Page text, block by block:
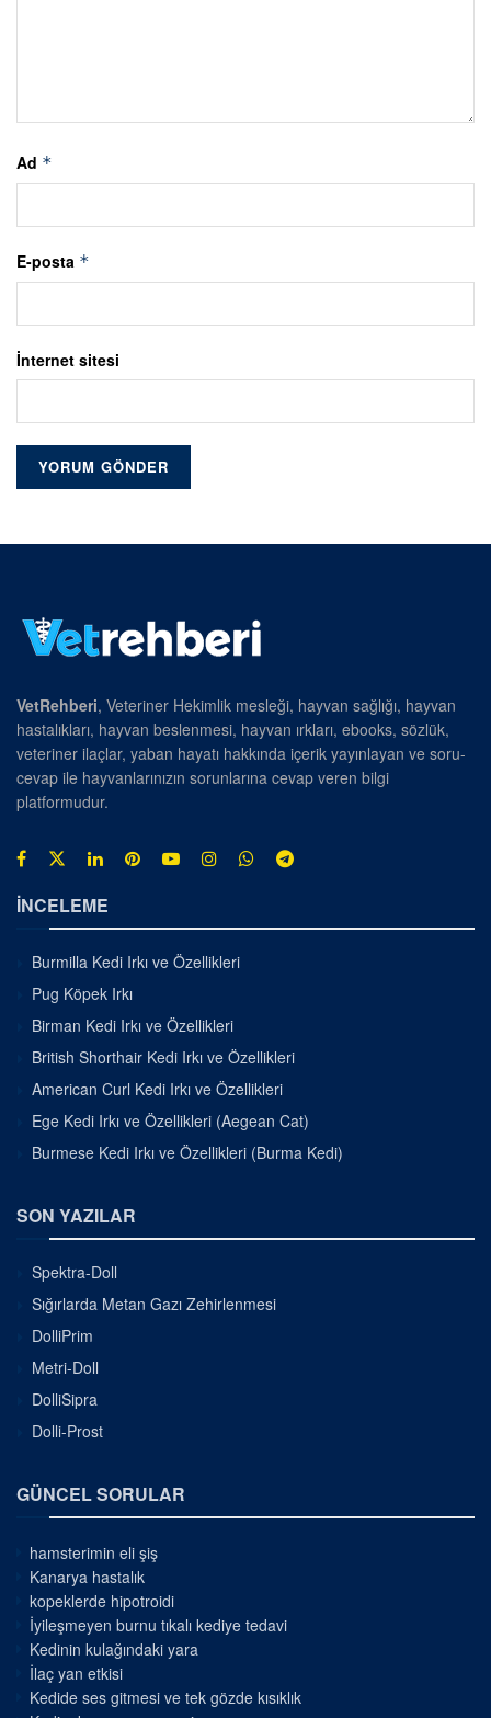
Ad *
E-posta *
İnternet sitesi
VetRehberi, Veteriner Hekimlik mesleği, hayvan sağlığı, hayvan
hastalıkları, hayvan beslenmesi, hayvan ırkları, ebooks, sözlük,
veteriner ilaçlar, yaban hayatı hakkında içerik yayınlayan ve soru-
cevap ile hayvanlarınızın sorunlarına cevap veren bilgi
platformudur.
İNCELEME
Burmilla Kedi Irkı ve Özellikleri
Pug Köpek Irkı
Birman Kedi Irkı ve Özellikleri
British Shorthair Kedi Irkı ve Özellikleri
American Curl Kedi Irkı ve Özellikleri
Ege Kedi Irkı ve Özellikleri (Aegean Cat)
Burmese Kedi Irkı ve Özellikleri (Burma Kedi)
SON YAZILAR
Spektra-Doll
Sığırlarda Metan Gazı Zehirlenmesi
DolliPrim
Metri-Doll
DolliSipra
Dolli-Prost
GÜNCEL SORULAR
hamsterimin eli şiş
Kanarya hastalık
kopeklerde hipotroidi
İyileşmeyen burnu tıkalı kediye tedavi
Kedinin kulağındaki yara
İlaç yan etkisi
Kedide ses gitmesi ve tek gözde kısıklık